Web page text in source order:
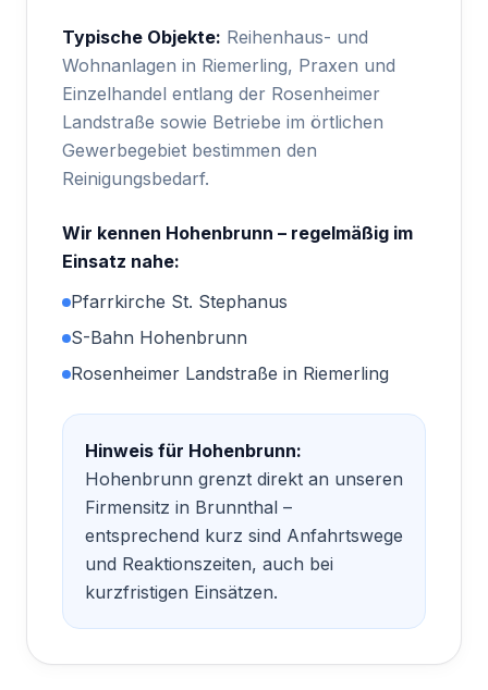
Typische Objekte: Reihenhaus- und
Wohnanlagen in Riemerling, Praxen und
Einzelhandel entlang der Rosenheimer
Landstraße sowie Betriebe im örtlichen
Gewerbegebiet bestimmen den
Reinigungsbedarf.
Wir kennen Hohenbrunn – regelmäßig im
Einsatz nahe:
Pfarrkirche St. Stephanus
S-Bahn Hohenbrunn
Rosenheimer Landstraße in Riemerling
Hinweis für Hohenbrunn:
Hohenbrunn grenzt direkt an unseren
Firmensitz in Brunnthal –
entsprechend kurz sind Anfahrtswege
und Reaktionszeiten, auch bei
kurzfristigen Einsätzen.